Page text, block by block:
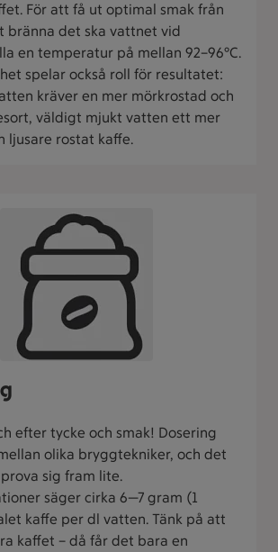
För att få ut optimal smak från
bränna det ska vattnet vid
en temperatur på mellan 92–96°C.
spelar också roll för resultatet:
kräver en mer mörkrostad och
väldigt mjukt vatten ett mer
ljusare rostat kaffe.
efter tycke och smak! Dosering
olika bryggtekniker, och det
sig fram lite.
säger cirka 6—7 gram (1
kaffe per dl vatten. Tänk på att
kaffet – då får det bara en